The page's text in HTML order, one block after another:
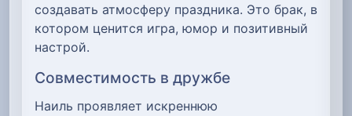
создавать атмосферу праздника. Это брак, в
котором ценится игра, юмор и позитивный
настрой.
Совместимость в дружбе
Наиль проявляет искреннюю